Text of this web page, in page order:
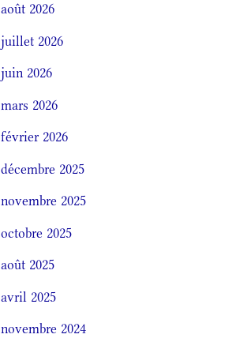
août 2026
juillet 2026
juin 2026
mars 2026
février 2026
décembre 2025
novembre 2025
octobre 2025
août 2025
avril 2025
novembre 2024